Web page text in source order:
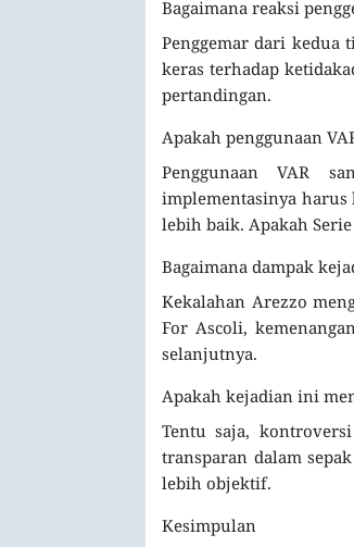
Bagaimana reaksi
Penggemar dari kedua
keras terhadap
pertandingan.
Apakah penggunaan
Penggunaan VAR
implementasinya harus
lebih baik. Apakah
Bagaimana dampak
Kekalahan Arezzo
For Ascoli,
selanjutnya.
Apakah kejadian ini
Tentu saja,
transparan dalam
lebih objektif.
Kesimpulan